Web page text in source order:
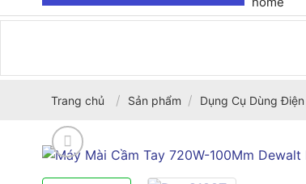
Trang chủ / Sản phẩm / Dụng Cụ Dùng Điện